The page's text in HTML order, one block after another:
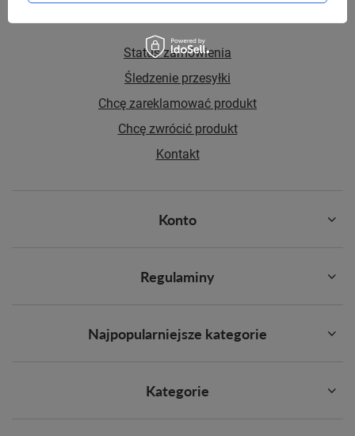
Status zamówienia
Śledzenie przesyłki
Chcę zareklamować produkt
Chcę zwrócić produkt
Kontakt
Konto
Regulaminy
Najpopularniejsze kategorie
Kategorie